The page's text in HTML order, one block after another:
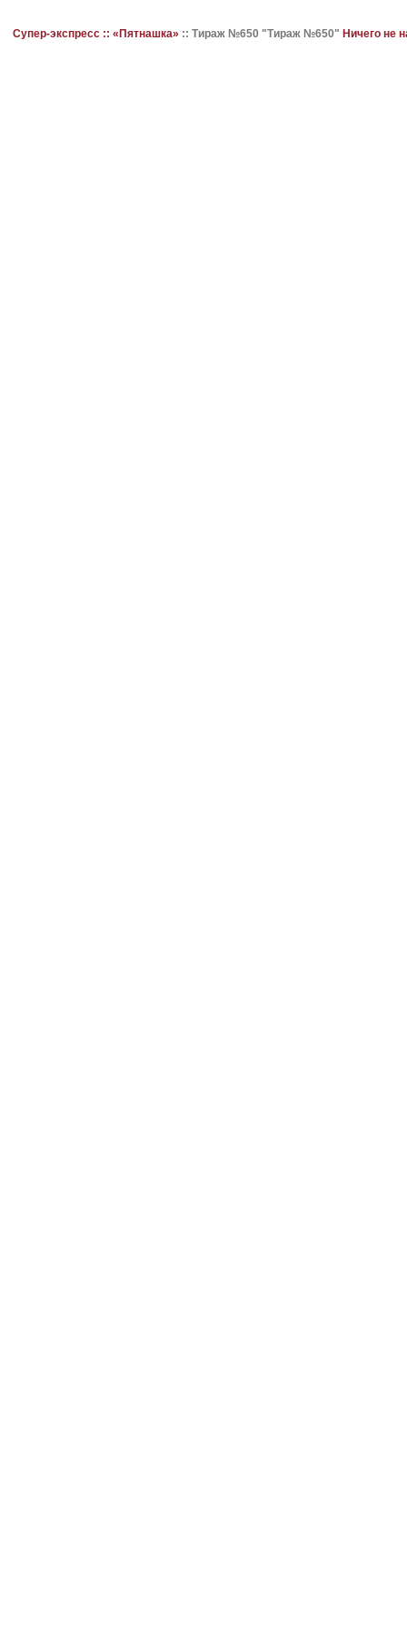
Супер-экспресс :: «Пятнашка» :: Тираж №650 "Тираж №650" Ничего не